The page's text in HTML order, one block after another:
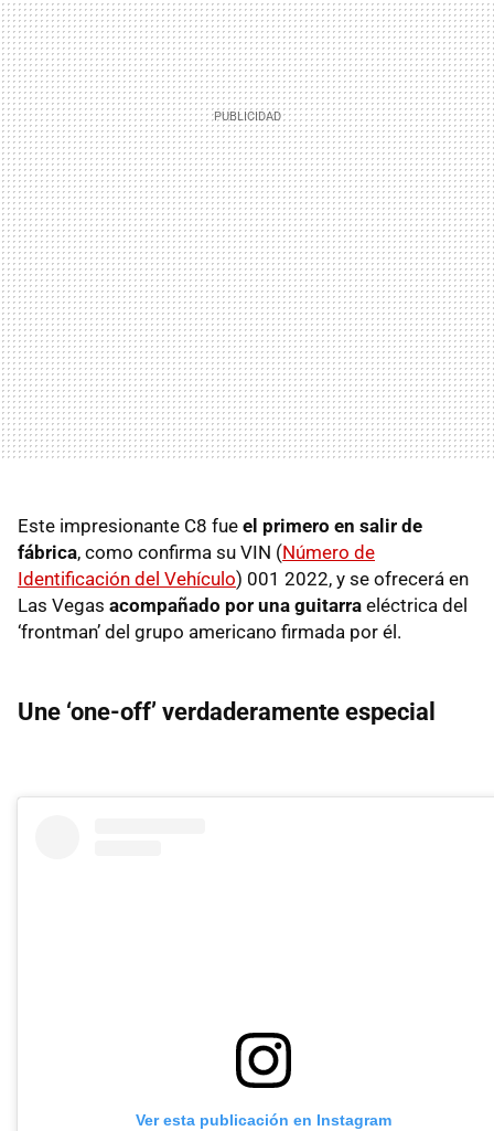
Este impresionante C8 fue el primero en salir de
fábrica, como confirma su VIN (Número de
Identificación del Vehículo) 001 2022, y se ofrecerá en
Las Vegas acompañado por una guitarra eléctrica del
‘frontman’ del grupo americano firmada por él.
Une ‘one-off’ verdaderamente especial
Ver esta publicación en Instagram